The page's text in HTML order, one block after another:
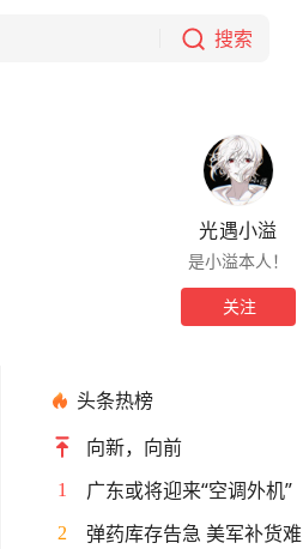
搜索
光遇小溢
是小溢本人！
关注
头条热榜
向新，向前
1 广东或将迎来“空调外机”
2 弹药库存告急 美军补货难